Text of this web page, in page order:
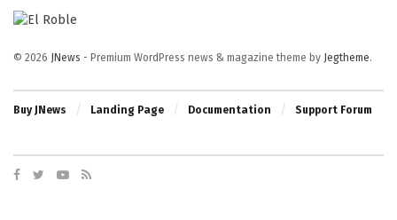
© 2026 JNews - Premium WordPress news & magazine theme by Jegtheme.
Buy JNews Landing Page Documentation Support Forum